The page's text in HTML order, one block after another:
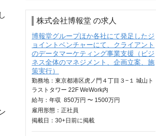
株式会社博報堂 の求人
博報堂グループほか各社にて発足したジ
ョイントベンチャーにて、クライアント
のデータマーケティング事業支援（ビジ
ネス全体のマネジメント、企画立案、施
策実行）
勤務地：東京都港区虎ノ門４丁目３−１ 城山ト
ラストタワー 22F WeWork内
給与： 年収 850万円 〜 1500万円
雇用形態：正社員
掲載日： 30+日 前に掲載